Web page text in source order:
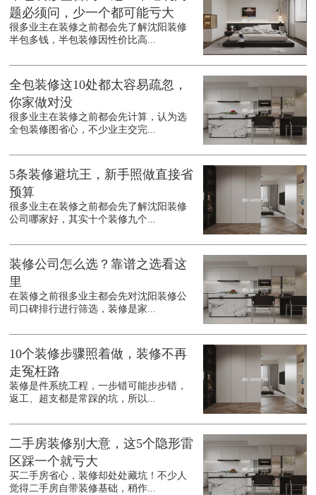
题必须问，少一个都可能亏大
很多业主在装修之前都会先了解沈阳装修
半包多钱，半包装修因性价比高...
全包装修这10处都太容易疏忽，
你家做对没
很多业主在装修之前都会先计算，认为选
全包装修图省心，不少业主交完...
5条装修避坑王，新手照做直接省
预算
很多业主在装修之前都会先了解沈阳装修
公司哪家好，其实十个装修九个...
装修公司怎么选？靠谱之选看这
里
在装修之前很多业主都会先对沈阳装修公
司口碑排行进行筛选，装修是家...
10个装修步骤照着做，装修不再
走冤枉路
装修是件系统工程，一步错可能步步错，
返工、超支都是常踩的坑，所以...
二手房装修别大意，这5个隐形雷
区踩一个就亏大
买二手房省心，装修却处处藏坑！不少人
觉得二手房自带装修基础，稍作...